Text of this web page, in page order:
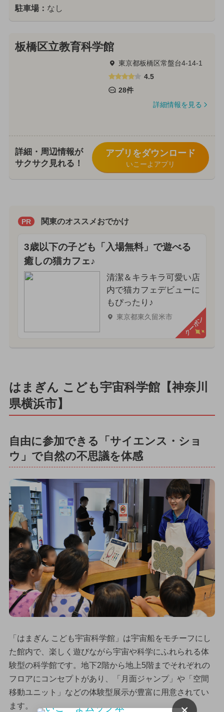
駐車場： なし
板橋区立教育科学館
東京都板橋区常盤台4-14-1
4.5
28件
詳細情報を見る
詳細・周辺情報が
サクサク見れる！
アプリをダウンロード
いこーよアプリ
PR 関東のオススメおでかけ
3歳以下の子ども「入場無料」で遊べる
癒しの猫カフェ♪
清潔＆キラキラ可愛い店
内で猫カフェデビューに
もぴったり♪
東京都東久留米市 クーポン
はまぎん こども宇宙科学館【神奈川
県横浜市】
自由に参加できる「サイエンス・ショ
ウ」で自然の不思議を体感
「はまぎん こども宇宙科学館」は宇宙船をモチーフにし
た館内で、楽しく遊びながら宇宙や科学にふれられる体
験型の科学館です。地下2階から地上5階までそれぞれの
フロアにコンセプトがあり、「月面ジャンプ」や「空間
移動ユニット」などの体験型展示が豊富に用意されてい
ます。